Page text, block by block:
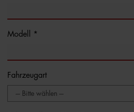
Modell *
Fahrzeugart